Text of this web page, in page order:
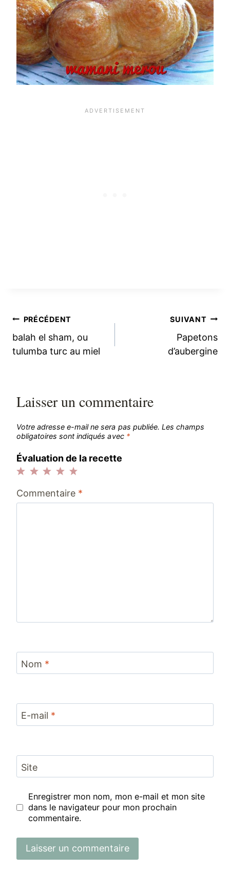
Navigation
de
PRÉCÉDENT
balah el sham, ou
tulumba turc au miel
SUIVANT
Papetons
d’aubergine
Laisser un commentaire
Votre adresse e-mail ne sera pas publiée. Les champs
obligatoires sont indiqués avec *
Évaluation de la recette
étoiles
étoiles
étoiles
étoiles
étoile
Commentaire *
Nom *
E-mail *
Site
Enregistrer mon nom, mon e-mail et mon site
dans le navigateur pour mon prochain
commentaire.